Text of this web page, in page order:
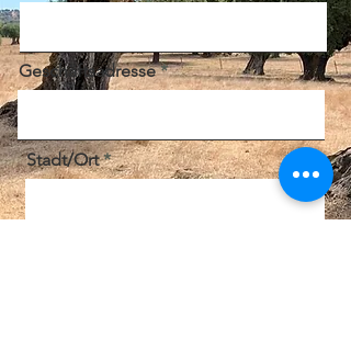
Geschäftsadresse
Stadt/Ort